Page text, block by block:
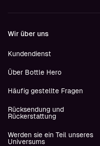
Wir über uns
Kundendienst
Über Bottle Hero
Häufig gestellte Fragen
Rücksendung und
Rückerstattung
Werden sie ein Teil unseres
Universums